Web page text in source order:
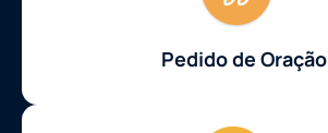
Pedido de Oração